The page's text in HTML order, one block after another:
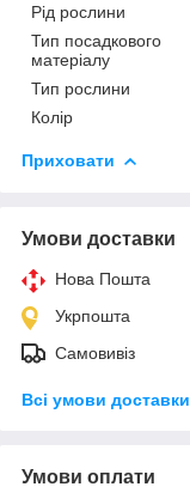
Рід рослини
Тип посадкового
матеріалу
Тип рослини
Колір
Приховати
Умови доставки
Нова Пошта
Укрпошта
Самовивіз
Всі умови доставки
Умови оплати